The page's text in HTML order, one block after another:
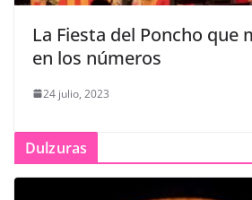
La Fiesta del Poncho que
en los números
24 julio, 2023
Dulzuras